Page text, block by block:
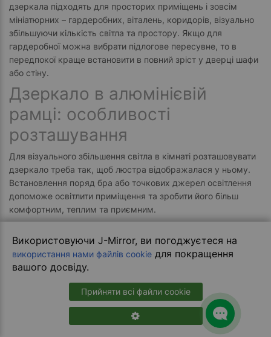
Використовуючи J-Mirror, ви погоджуєтеся на
використання нами файлів cookie для покращення
вашого досвіду.
Прийняти всі файли cookie
дзеркала підходять для просторих приміщень і зовсім
мініатюрних – гардеробних, віталень, коридорів, візуально
збільшуючи кількість світла та простору. Якщо для
гардеробної можна вибрати підлогове пересувне, то в
передпокої краще встановити в повний зріст у дверці шафи
або стіну.
Дзеркало в алюмінієвій
рамці: особливості
розташування
Для візуального збільшення світла в кімнаті розташовувати
дзеркало треба так, щоб люстра відображалася у ньому.
Встановлення поряд бра або точкових джерел освітлення
допоможе освітлити приміщення та зробити його більш
комфортним, теплим та приємним.
біля тумбочок, в узголів’ї ліжка, що забезпечить приємну
затишну, інтимну атмосферу. Якщо полюбляєте габаритні
розміри та є вільний простір – підлоговий варіант або
У дитячу краще обирати поверхні з округлими краями,
гладенькою поверхнею та встановлювати над столиком,
комодом. Для ванної кімнати важливою є наявність обігріву